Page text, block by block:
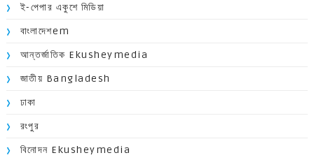
ই-পেপার একুশে মিডিয়া
বাংলাদেশem
আন্তর্জাতিক Ekusheymedia
জাতীয় Bangladesh
ঢাকা
রংপুর
বিনোদন Ekusheymedia